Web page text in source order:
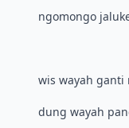
ngomongo
wis wayah
dung wayah